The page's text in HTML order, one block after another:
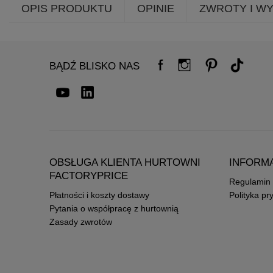
OPIS PRODUKTU OPINIE ZWROTY I
BĄDŹ BLISKO NAS
OBSŁUGA KLIENTA HURTOWNI
FACTORYPRICE
Płatności i koszty dostawy
Pytania o współpracę z hurtownią
Zasady zwrotów
Regulamin
Polityka